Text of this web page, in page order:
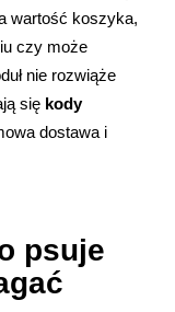
wartość koszyka,
czy może
nie rozwiąże
się kody
dostawa i
psuje